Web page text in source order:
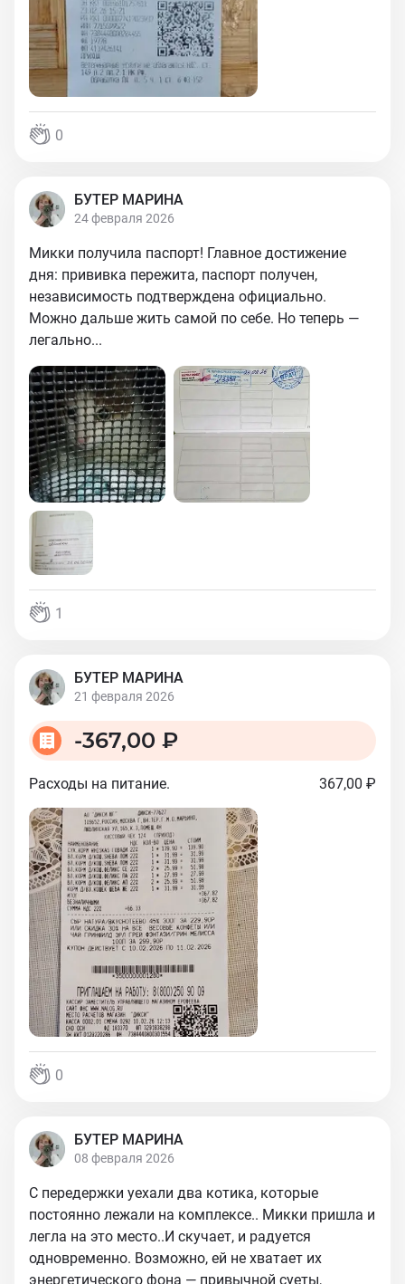
0
БУТЕР МАРИНА
24 февраля 2026
Микки получила паспорт! Главное достижение
дня: прививка пережита, паспорт получен,
независимость подтверждена официально.
Можно дальше жить самой по себе. Но теперь —
легально...
1
БУТЕР МАРИНА
21 февраля 2026
-367,00 ₽
Расходы на питание. 367,00 ₽
0
БУТЕР МАРИНА
08 февраля 2026
С передержки уехали два котика, которые
постоянно лежали на комплексе.. Микки пришла и
легла на это место..И скучает, и радуется
одновременно. Возможно, ей не хватает их
энергетического фона — привычной суеты,